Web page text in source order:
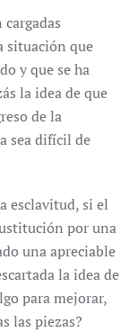
situación que
y que se ha
la idea de que
de la
sea difícil de
esclavitud, si el
por una
una apreciable
la idea de
para mejorar,
las piezas?